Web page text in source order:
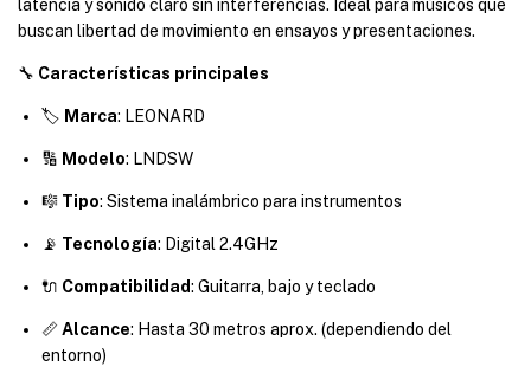
latencia y sonido claro sin interferencias. Ideal para músicos que
buscan libertad de movimiento en ensayos y presentaciones.
🔧 Características principales
🏷️ Marca: LEONARD
🔢 Modelo: LNDSW
🎼 Tipo: Sistema inalámbrico para instrumentos
📡 Tecnología: Digital 2.4GHz
🔌 Compatibilidad: Guitarra, bajo y teclado
📏 Alcance: Hasta 30 metros aprox. (dependiendo del
entorno)